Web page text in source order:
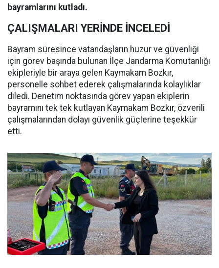
bayramlarını kutladı.
ÇALIŞMALARI YERİNDE İNCELEDİ
Bayram süresince vatandaşların huzur ve güvenliği
için görev başında bulunan İlçe Jandarma Komutanlığı
ekipleriyle bir araya gelen Kaymakam Bozkır,
personelle sohbet ederek çalışmalarında kolaylıklar
diledi. Denetim noktasında görev yapan ekiplerin
bayramını tek tek kutlayan Kaymakam Bozkır, özverili
çalışmalarından dolayı güvenlik güçlerine teşekkür
etti.